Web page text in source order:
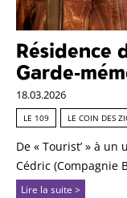
Résidence
Garde-
18.03.2026
LE 109 LE COIN DES
De « Tourist’ » à
Cédric (Compagnie
Lire la suite >